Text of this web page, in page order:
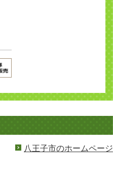
八王子市のホームページ